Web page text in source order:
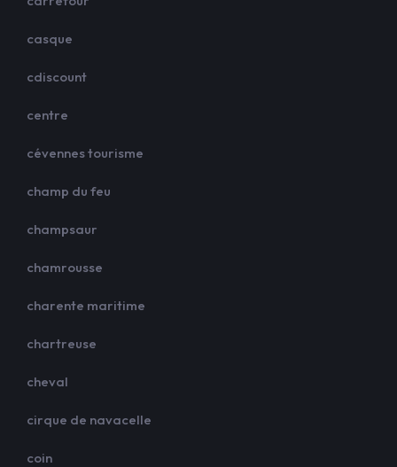
casque
cdiscount
centre
cévennes tourisme
champ du feu
champsaur
chamrousse
charente maritime
chartreuse
cheval
cirque de navacelle
coin